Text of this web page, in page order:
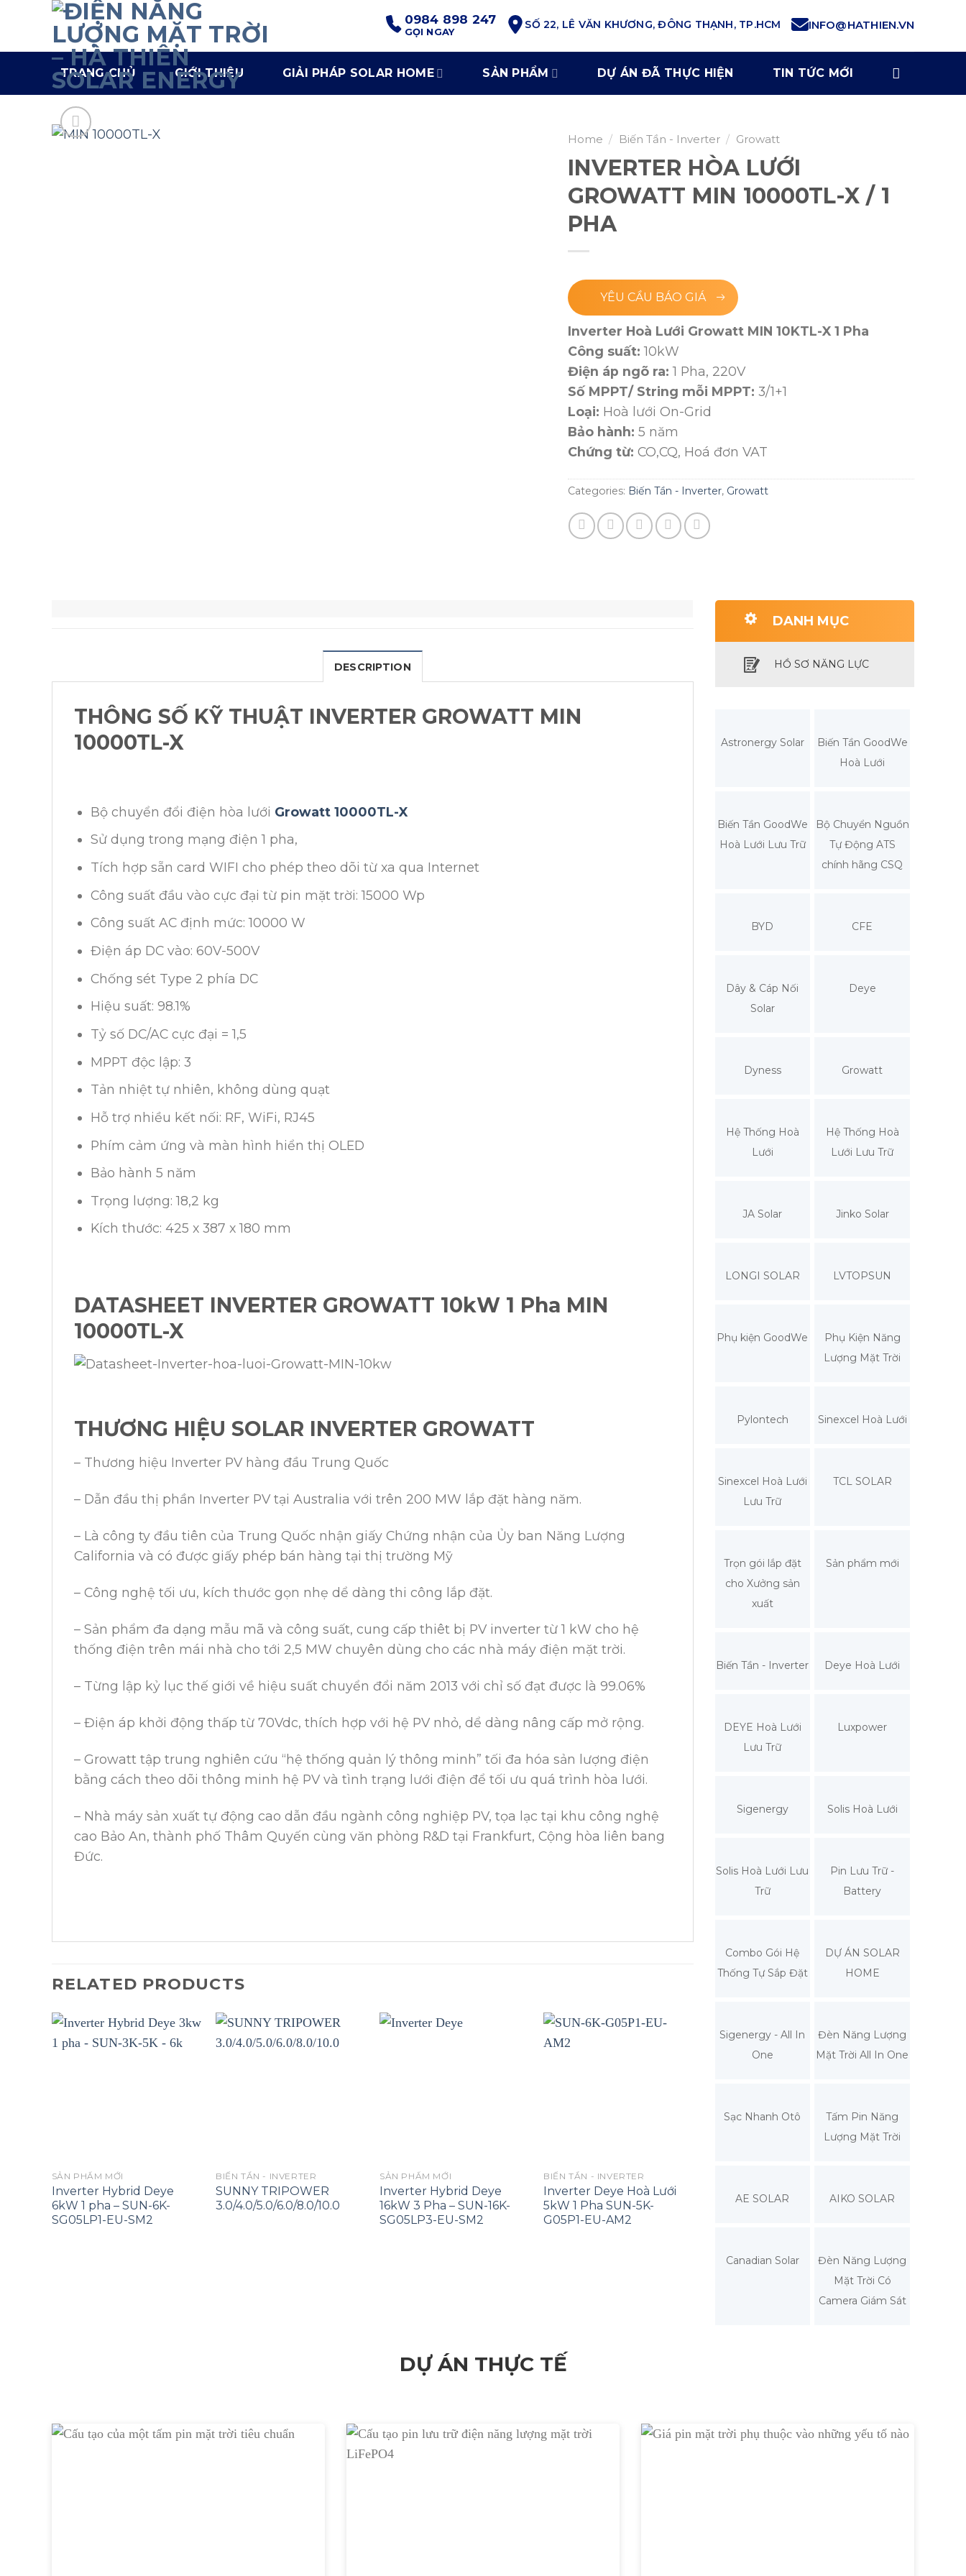
0984 898 247
GỌI NGAY
SỐ 22, LÊ VĂN KHƯƠNG, ĐÔNG THẠNH, TP.HCM INFO@HATHIEN.VN
TRANG CHỦ GIỚI THIỆU GIẢI PHÁP SOLAR HOME SẢN PHẨM DỰ ÁN ĐÃ THỰC HIỆN TIN TỨC MỚI
Home / Biến Tần - Inverter / Growatt
INVERTER HÒA LƯỚI
GROWATT MIN 10000TL-X / 1
PHA
YÊU CẦU BÁO GIÁ
Inverter Hoà Lưới Growatt MIN 10KTL-X 1 Pha
Công suất: 10kW
Điện áp ngõ ra: 1 Pha, 220V
Số MPPT/ String mỗi MPPT: 3/1+1
Loại: Hoà lưới On-Grid
Bảo hành: 5 năm
Chứng từ: CO,CQ, Hoá đơn VAT
Categories: Biến Tần - Inverter, Growatt
DESCRIPTION
THÔNG SỐ KỸ THUẬT INVERTER GROWATT MIN
10000TL-X
Bộ chuyển đổi điện hòa lưới Growatt 10000TL-X
Sử dụng trong mạng điện 1 pha,
Tích hợp sẵn card WIFI cho phép theo dõi từ xa qua Internet
Công suất đầu vào cực đại từ pin mặt trời: 15000 Wp
Công suất AC định mức: 10000 W
Điện áp DC vào: 60V-500V
Chống sét Type 2 phía DC
Hiệu suất: 98.1%
Tỷ số DC/AC cực đại = 1,5
MPPT độc lập: 3
Tản nhiệt tự nhiên, không dùng quạt
Hỗ trợ nhiều kết nối: RF, WiFi, RJ45
Phím cảm ứng và màn hình hiển thị OLED
Bảo hành 5 năm
Trọng lượng: 18,2 kg
Kích thước: 425 x 387 x 180 mm
DATASHEET INVERTER GROWATT 10kW 1 Pha MIN
10000TL-X
THƯƠNG HIỆU SOLAR INVERTER GROWATT
– Thương hiệu Inverter PV hàng đầu Trung Quốc
– Dẫn đầu thị phần Inverter PV tại Australia với trên 200 MW lắp đặt hàng năm.
– Là công ty đầu tiên của Trung Quốc nhận giấy Chứng nhận của Ủy ban Năng Lượng
California và có được giấy phép bán hàng tại thị trường Mỹ
– Công nghệ tối ưu, kích thước gọn nhẹ dể dàng thi công lắp đặt.
– Sản phẩm đa dạng mẫu mã và công suất, cung cấp thiêt bị PV inverter từ 1 kW cho hệ
thống điện trên mái nhà cho tới 2,5 MW chuyên dùng cho các nhà máy điện mặt trời.
– Từng lập kỷ lục thế giới về hiệu suất chuyển đổi năm 2013 với chỉ số đạt được là 99.06%
– Điện áp khởi động thấp từ 70Vdc, thích hợp với hệ PV nhỏ, dể dàng nâng cấp mở rộng.
– Growatt tập trung nghiên cứu “hệ thống quản lý thông minh” tối đa hóa sản lượng điện
bằng cách theo dõi thông minh hệ PV và tình trạng lưới điện để tối ưu quá trình hòa lưới.
– Nhà máy sản xuất tự động cao dẫn đầu ngành công nghiệp PV, tọa lạc tại khu công nghệ
cao Bảo An, thành phố Thâm Quyến cùng văn phòng R&D tại Frankfurt, Cộng hòa liên bang
Đức.
RELATED PRODUCTS
SẢN PHẨM MỚI
Inverter Hybrid Deye
6kW 1 pha – SUN-6K-
SG05LP1-EU-SM2
BIẾN TẦN - INVERTER
SUNNY TRIPOWER
3.0/4.0/5.0/6.0/8.0/10.0
SẢN PHẨM MỚI
Inverter Hybrid Deye
16kW 3 Pha – SUN-16K-
SG05LP3-EU-SM2
BIẾN TẦN - INVERTER
Inverter Deye Hoà Lưới
5kW 1 Pha SUN-5K-
G05P1-EU-AM2
Pha – SUN-20K-SG01HP3-
12kW 1 Pha –
DANH MỤC
HỒ SƠ NĂNG LỰC
Astronergy Solar
Biến Tần GoodWe
Hoà Lưới
Biến Tần GoodWe
Hoà Lưới Lưu Trữ
Bộ Chuyển Nguồn
Tự Động ATS
chính hãng CSQ
BYD CFE
Dây & Cáp Nối
Solar
Deye
Dyness Growatt
Hệ Thống Hoà
Lưới
Hệ Thống Hoà
Lưới Lưu Trữ
JA Solar Jinko Solar
LONGI SOLAR LVTOPSUN
Phụ kiện GoodWe
Phụ Kiện Năng
Lượng Mặt Trời
Pylontech Sinexcel Hoà Lưới
Sinexcel Hoà Lưới
Lưu Trữ
TCL SOLAR
Trọn gói lắp đặt
cho Xưởng sản
xuất
Sản phẩm mới
Biến Tần - Inverter Deye Hoà Lưới
DEYE Hoà Lưới
Lưu Trữ
Luxpower
Sigenergy Solis Hoà Lưới
Solis Hoà Lưới Lưu
Trữ
Pin Lưu Trữ -
Battery
Combo Gói Hệ
Thống Tự Sắp Đặt
DỰ ÁN SOLAR
HOME
Sigenergy - All In
One
Đèn Năng Lượng
Mặt Trời All In One
Sạc Nhanh Otô
Tấm Pin Năng
Lượng Mặt Trời
AE SOLAR AIKO SOLAR
Canadian Solar
Đèn Năng Lượng
Mặt Trời Có
Camera Giám Sát
DỰ ÁN THỰC TẾ